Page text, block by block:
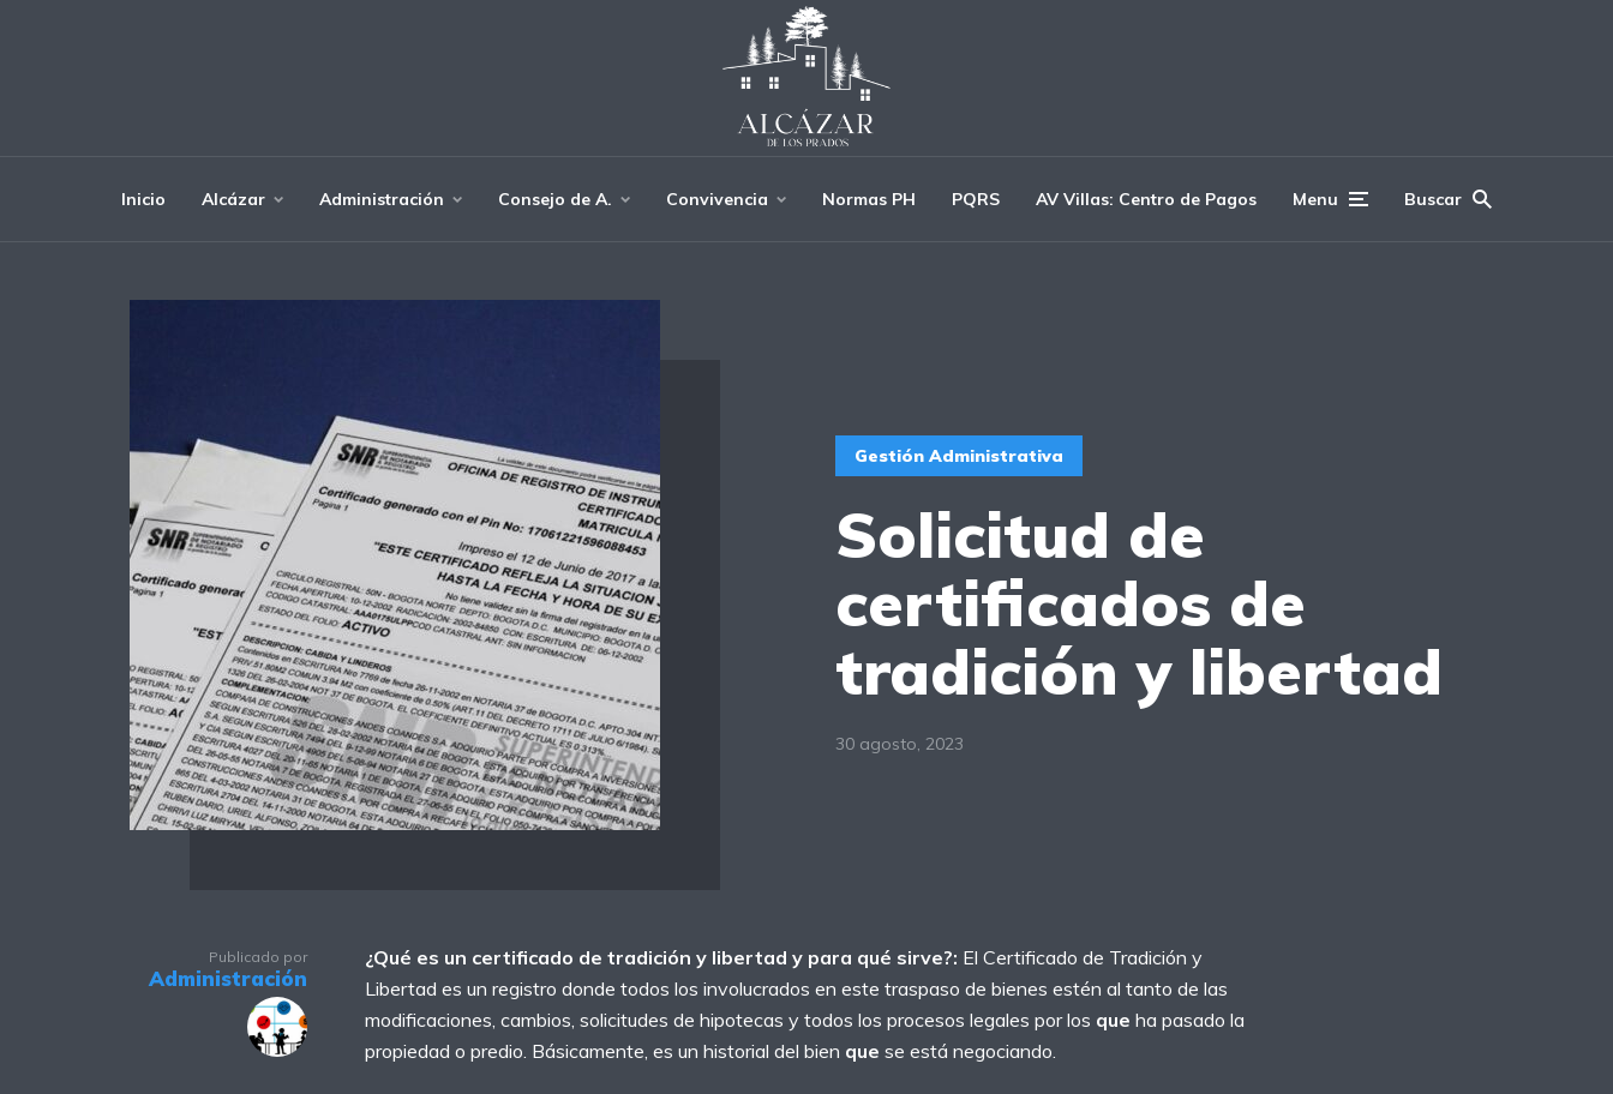
Inicio Alcázar Administración Consejo de A. Convivencia Normas PH PQRS AV Villas: Centro de Pagos Menu Buscar
Gestión Administrativa
Solicitud de
certificados de
tradición y libertad
30 agosto, 2023
Publicado por
Administración
¿Qué es un certificado de tradición y libertad y para qué sirve?: El Certificado de Tradición y
Libertad es un registro donde todos los involucrados en este traspaso de bienes estén al tanto de las
modificaciones, cambios, solicitudes de hipotecas y todos los procesos legales por los que ha pasado la
propiedad o predio. Básicamente, es un historial del bien que se está negociando.